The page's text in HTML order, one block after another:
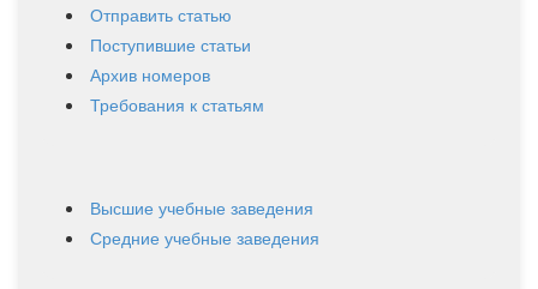
Отправить статью
Поступившие статьи
Архив номеров
Требования к статьям
Высшие учебные заведения
Средние учебные заведения